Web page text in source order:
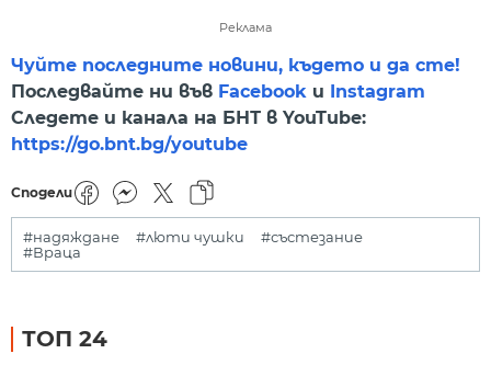
Реклама
Чуйте последните новини, където и да сте!
Последвайте ни във Facebook и Instagram
Следете и канала на БНТ в YouTube:
https://go.bnt.bg/youtube
Сподели
#надяждане #люти чушки
#състезание
#Враца
ТОП 24